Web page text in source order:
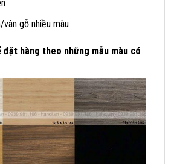
gỗ nhiều màu
đặt hàng theo những mẫu màu có